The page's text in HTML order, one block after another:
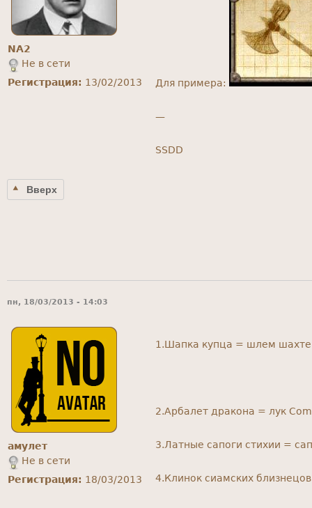
NA2
Не в сети
Регистрация: 13/02/2013 Для примера:
—
SSDD
Вверх
пн, 18/03/2013 - 14:03
амулет
Не в сети
Регистрация: 18/03/2013
1.Шапка купца = шлем
2.Арбалет дракона = лук
3.Латные сапоги стихии =
4.Клинок сиамских